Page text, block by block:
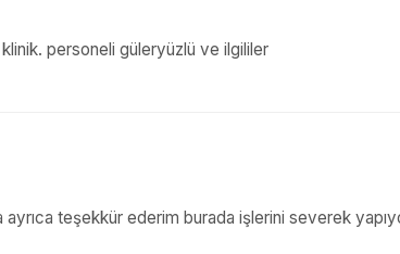
personeli güleryüzlü ve ilgililer
teşekkür ederim burada işlerini severek